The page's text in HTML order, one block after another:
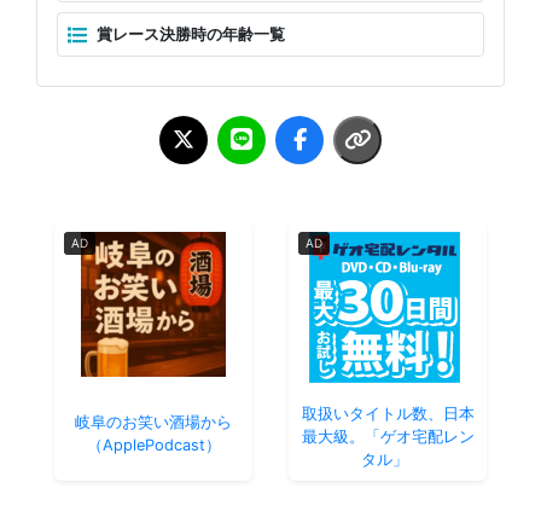
賞レース決勝時の年齢一覧
AD
岐阜のお笑い酒場から
（ApplePodcast）
AD
取扱いタイトル数、日本
最大級。「ゲオ宅配レン
タル」